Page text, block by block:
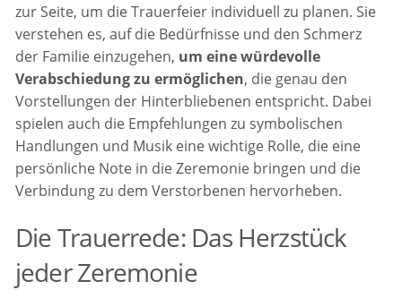
zur Seite, um die Trauerfeier individuell zu planen. Sie
verstehen es, auf die Bedürfnisse und den Schmerz
der Familie einzugehen, um eine würdevolle
Verabschiedung zu ermöglichen, die genau den
Vorstellungen der Hinterbliebenen entspricht. Dabei
spielen auch die Empfehlungen zu symbolischen
Handlungen und Musik eine wichtige Rolle, die eine
persönliche Note in die Zeremonie bringen und die
Verbindung zu dem Verstorbenen hervorheben.
Die Trauerrede: Das Herzstück
jeder Zeremonie